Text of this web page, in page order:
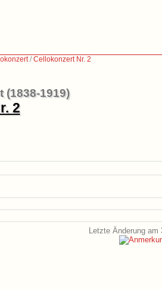
/Cellokonzert Nr. 2
(1838-1919)
2
Letzte Änderung am